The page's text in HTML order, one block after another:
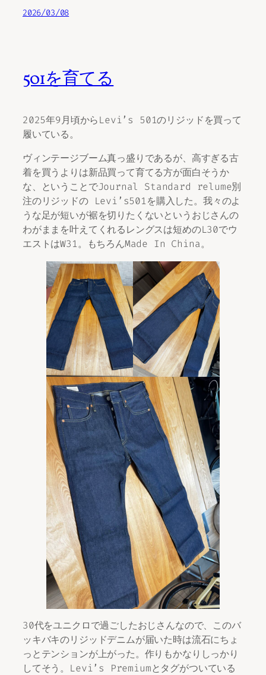
2026/03/08
501を育てる
2025年9月頃からLevi’s 501のリジッドを買って
履いている。
ヴィンテージブーム真っ盛りであるが、高すぎる古
着を買うよりは新品買って育てる方が面白そうか
な、ということでJournal Standard relume別
注のリジッドの Levi’s501を購入した。我々のよ
うな足が短いが裾を切りたくないというおじさんの
わがままを叶えてくれるレングスは短めのL30でウ
エストはW31。もちろんMade In China。
30代をユニクロで過ごしたおじさんなので、このバ
ッキバキのリジッドデニムが届いた時は流石にちょ
っとテンションが上がった。作りもかなりしっかり
してそう。Levi’s Premiumとタグがついている